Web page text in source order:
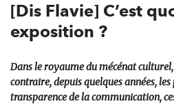
[Dis Flavie] C’est
exposition ?
Dans le royaume du mécénat
contraire, depuis quelques années,
transparence de la communication,